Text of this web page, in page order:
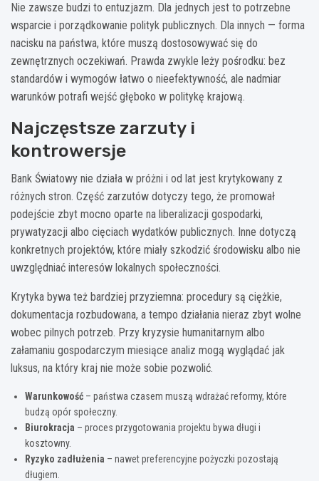
Nie zawsze budzi to entuzjazm. Dla jednych jest to potrzebne
wsparcie i porządkowanie polityk publicznych. Dla innych — forma
nacisku na państwa, które muszą dostosowywać się do
zewnętrznych oczekiwań. Prawda zwykle leży pośrodku: bez
standardów i wymogów łatwo o nieefektywność, ale nadmiar
warunków potrafi wejść głęboko w politykę krajową.
Najczęstsze zarzuty i
kontrowersje
Bank Światowy nie działa w próżni i od lat jest krytykowany z
różnych stron. Część zarzutów dotyczy tego, że promował
podejście zbyt mocno oparte na liberalizacji gospodarki,
prywatyzacji albo cięciach wydatków publicznych. Inne dotyczą
konkretnych projektów, które miały szkodzić środowisku albo nie
uwzględniać interesów lokalnych społeczności.
Krytyka bywa też bardziej przyziemna: procedury są ciężkie,
dokumentacja rozbudowana, a tempo działania nieraz zbyt wolne
wobec pilnych potrzeb. Przy kryzysie humanitarnym albo
załamaniu gospodarczym miesiące analiz mogą wyglądać jak
luksus, na który kraj nie może sobie pozwolić.
Warunkowość – państwa czasem muszą wdrażać reformy, które
budzą opór społeczny.
Biurokracja – proces przygotowania projektu bywa długi i
kosztowny.
Ryzyko zadłużenia – nawet preferencyjne pożyczki pozostają
długiem.